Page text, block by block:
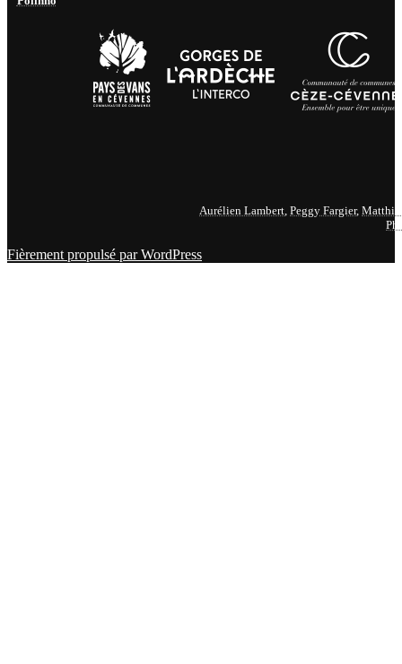
Aurélien Lambert, Peggy Fargier,
Fièrement propulsé par WordPress